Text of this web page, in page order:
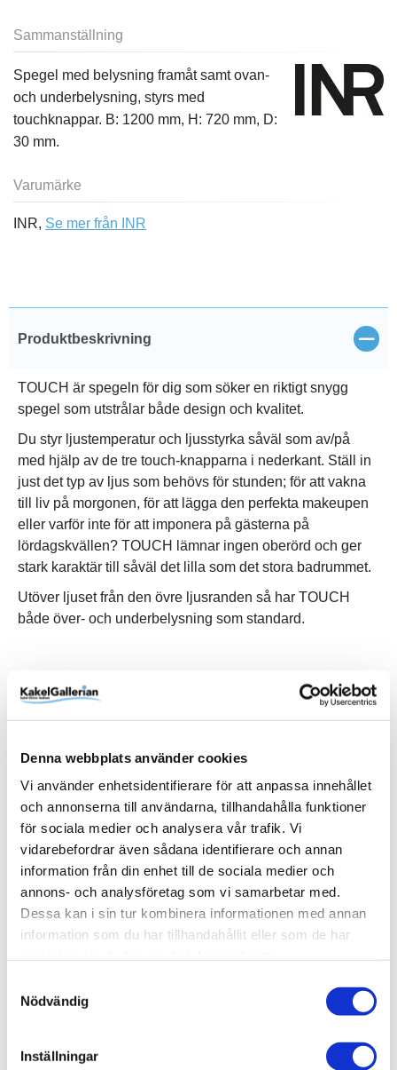
Denna webbplats använder cookies
Vi använder enhetsidentifierare för att anpassa innehållet
och annonserna till användarna, tillhandahålla funktioner
för sociala medier och analysera vår trafik. Vi
vidarebefordrar även sådana identifierare och annan
information från din enhet till de sociala medier och
annons- och analysföretag som vi samarbetar med.
Dessa kan i sin tur kombinera informationen med annan
information som du har tillhandahållit eller som de har
Nödvändig
Inställningar
Sammanställning
Spegel med belysning framåt samt ovan-
och underbelysning, styrs med
touchknappar. B: 1200 mm, H: 720 mm, D:
30 mm.
Varumärke
INR, Se mer från INR
Produktbeskrivning Stäng
TOUCH är spegeln för dig som söker en riktigt snygg
spegel som utstrålar både design och kvalitet.
Du styr ljustemperatur och ljusstyrka såväl som av/på
med hjälp av de tre touch-knapparna i nederkant. Ställ in
just det typ av ljus som behövs för stunden; för att vakna
till liv på morgonen, för att lägga den perfekta makeupen
eller varför inte för att imponera på gästerna på
lördagskvällen? TOUCH lämnar ingen oberörd och ger
stark karaktär till såväl det lilla som det stora badrummet.
Utöver ljuset från den övre ljusranden så har TOUCH
både över- och underbelysning som standard.
Produktinformation
Art.Nr 346120
Belysning Infälld belysning
Bredd (mm)
1200 mm
Djup (mm)
30 mm
EAN 7340123923330
Höjd (mm) 720 mm
Placering Vägg
Serie TOUCH
Varumärke INR
Visa fler (6 mer)
SKU / artikelnummer: 346120-INR
Bad & kök / Badrum /